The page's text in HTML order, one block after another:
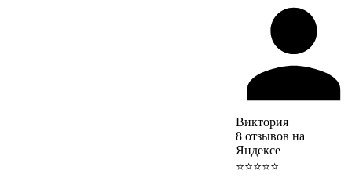
Виктория
8 отзывов на
Яндексе
⭐⭐⭐⭐⭐